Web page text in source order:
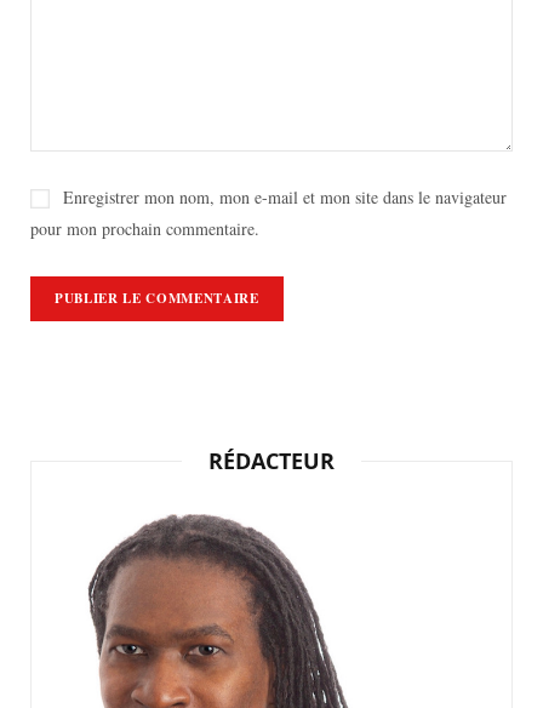
Enregistrer mon nom, mon e-mail et mon site dans le navigateur
pour mon prochain commentaire.
RÉDACTEUR